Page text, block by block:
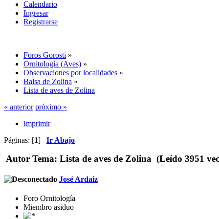
Calendario
Ingresar
Registrarse
Foros Gorosti »
Ornitología (Aves) »
Observaciones por localidades »
Balsa de Zolina »
Lista de aves de Zolina
« anterior próximo »
Imprimir
Páginas: [1] Ir Abajo
Autor Tema: Lista de aves de Zolina (Leído 3951
José Ardaiz
Foro Ornitología
Miembro asiduo